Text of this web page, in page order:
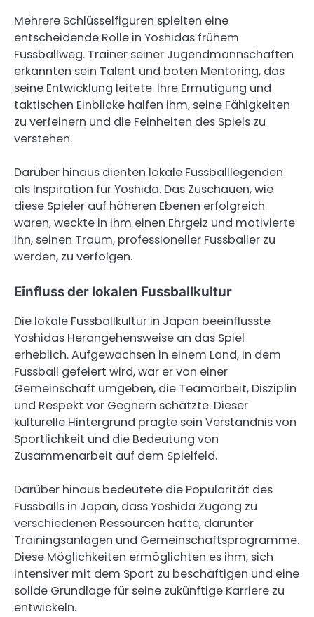
Mehrere Schlüsselfiguren spielten eine
entscheidende Rolle in Yoshidas frühem
Fussballweg. Trainer seiner Jugendmannschaften
erkannten sein Talent und boten Mentoring, das
seine Entwicklung leitete. Ihre Ermutigung und
taktischen Einblicke halfen ihm, seine Fähigkeiten
zu verfeinern und die Feinheiten des Spiels zu
verstehen.
Darüber hinaus dienten lokale Fussballlegenden
als Inspiration für Yoshida. Das Zuschauen, wie
diese Spieler auf höheren Ebenen erfolgreich
waren, weckte in ihm einen Ehrgeiz und motivierte
ihn, seinen Traum, professioneller Fussballer zu
werden, zu verfolgen.
Einfluss der lokalen Fussballkultur
Die lokale Fussballkultur in Japan beeinflusste
Yoshidas Herangehensweise an das Spiel
erheblich. Aufgewachsen in einem Land, in dem
Fussball gefeiert wird, war er von einer
Gemeinschaft umgeben, die Teamarbeit, Disziplin
und Respekt vor Gegnern schätzte. Dieser
kulturelle Hintergrund prägte sein Verständnis von
Sportlichkeit und die Bedeutung von
Zusammenarbeit auf dem Spielfeld.
Darüber hinaus bedeutete die Popularität des
Fussballs in Japan, dass Yoshida Zugang zu
verschiedenen Ressourcen hatte, darunter
Trainingsanlagen und Gemeinschaftsprogramme.
Diese Möglichkeiten ermöglichten es ihm, sich
intensiver mit dem Sport zu beschäftigen und eine
solide Grundlage für seine zukünftige Karriere zu
entwickeln.